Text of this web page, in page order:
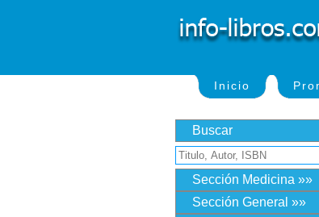
Inicio
Buscar
Sección Medicina »»
Sección General »»